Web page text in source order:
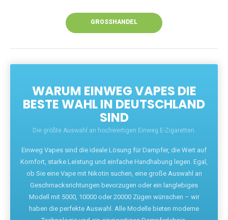
GROSSHANDEL
WARUM EINWEG VAPES DIE
BESTE WAHL IN DEUTSCHLAND
SIND
Die größte Auswahl an hochwertigen Einweg E-Zigaretten.
Einweg Vapes sind die ideale Lösung für Dampfer, die Wert auf
Komfort, starke Leistung und einfache Handhabung legen. Egal,
ob Sie eine Vape mit Nikotin suchen, eine große Auswahl an
Geschmacksrichtungen bevorzugen oder ein langlebiges
Modell mit 5000, 10000 oder 20000 Zügen wünschen – wir
haben die perfekte Auswahl. Alle Modelle bieten moderne